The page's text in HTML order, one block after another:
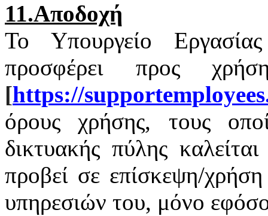
11.Αποδοχή
Το Υπουργείο
προσφέρει προς
[https://supportemployees
όρους χρήσης, τους
δικτυακής πύλης
προβεί σε επίσκεψη/
υπηρεσιών του, μόνο